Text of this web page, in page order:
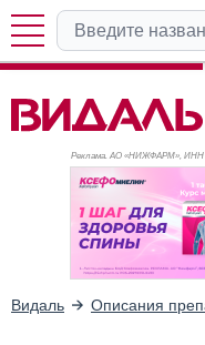
Реклама. АО «НИЖФАРМ», ИНН
Видаль Описания